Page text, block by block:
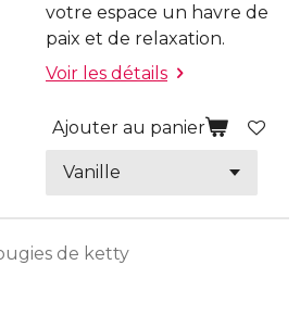
votre espace un havre de
paix et de relaxation.
Voir les détails
Ajouter au panier
de ketty